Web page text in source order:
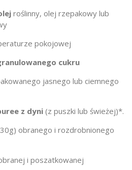
roślinny, olej rzepakowy lub
pokojowej
cukru
jasnego lub ciemnego
z dyni (z puszki lub świeżej)*.
obranego i rozdrobnionego
i poszatkowanej